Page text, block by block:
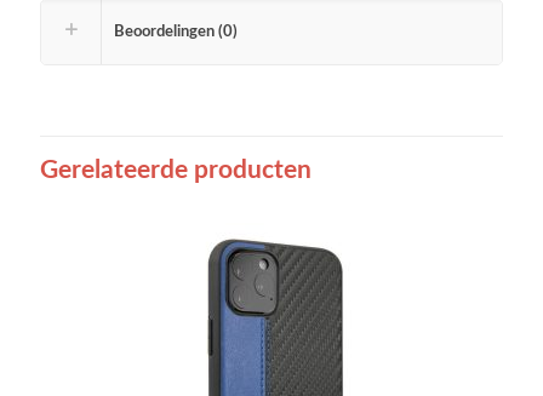
Beoordelingen (0)
Gerelateerde producten